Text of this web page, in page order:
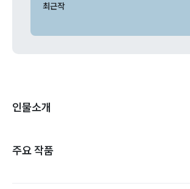
최근작
인물소개
주요 작품